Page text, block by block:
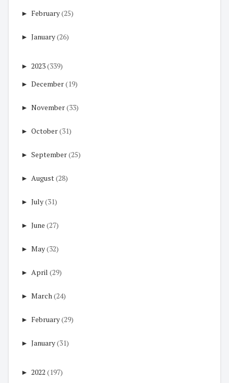
► February(25)
► January(26)
► 2023(339)
► December(19)
► November(33)
► October(31)
► September(25)
► August(28)
► July(31)
► June (27)
► May(32)
► April (29)
► March(24)
► February(29)
► January(31)
► 2022 (197)